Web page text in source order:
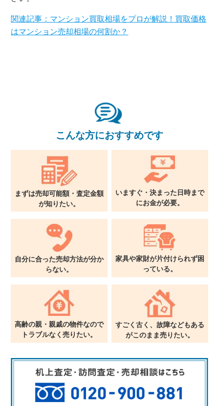
東京本社 0120-900-881
関連記事：マンション買取相場をプロが解説！買取価格
はマンション売却相場の何割か？
こんな方におすすめです
まずは売却可能額・査定金額
が知りたい。
いますぐ・決まった日時まで
にお金が必要。
自分に合った売却方法が分か
らない。
家具や家財が片付けられず困
っている。
高齢の親・親戚の物件なので
トラブルなく売りたい。
すごく古く、故障などもある
がこのまま売りたい。